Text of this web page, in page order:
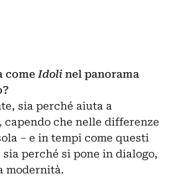
comeIdoli nel panorama
sia perché aiuta a
che nelle differenze
‒ e in tempi come questi
sia perché si pone in dialogo,
modernità.